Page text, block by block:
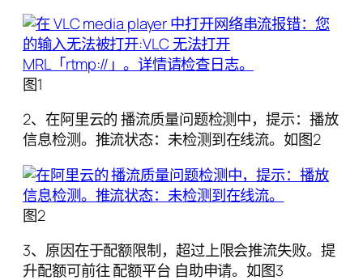
图1
2、在阿里云的 播流质量问题检测中，提示：播放
信息检测。推流状态：未检测到在线流。如图2
图2
3、原因在于配额限制，超过上限会推流失败。提
升配额可前往 配额平台 自助申请。如图3